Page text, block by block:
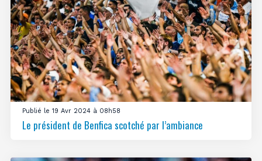
Publié le 19 Avr 2024 à 08h58
Le président de Benfica scotché par l’ambiance